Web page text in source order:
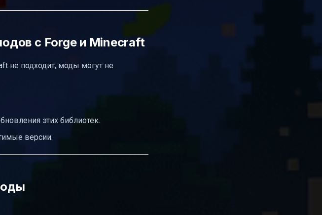
с Forge и Minecraft
не подходит, моды могут не
этих библиотек.
версии.